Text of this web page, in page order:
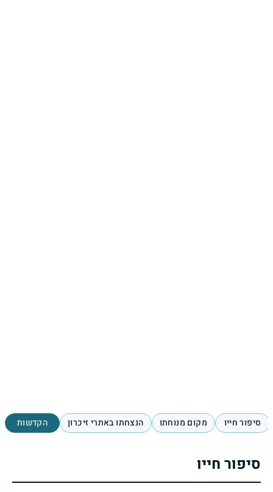
סיפור חייו מקום מנוחתו הנצחתו באתרי זיכרון הקדשות
סיפור חייו